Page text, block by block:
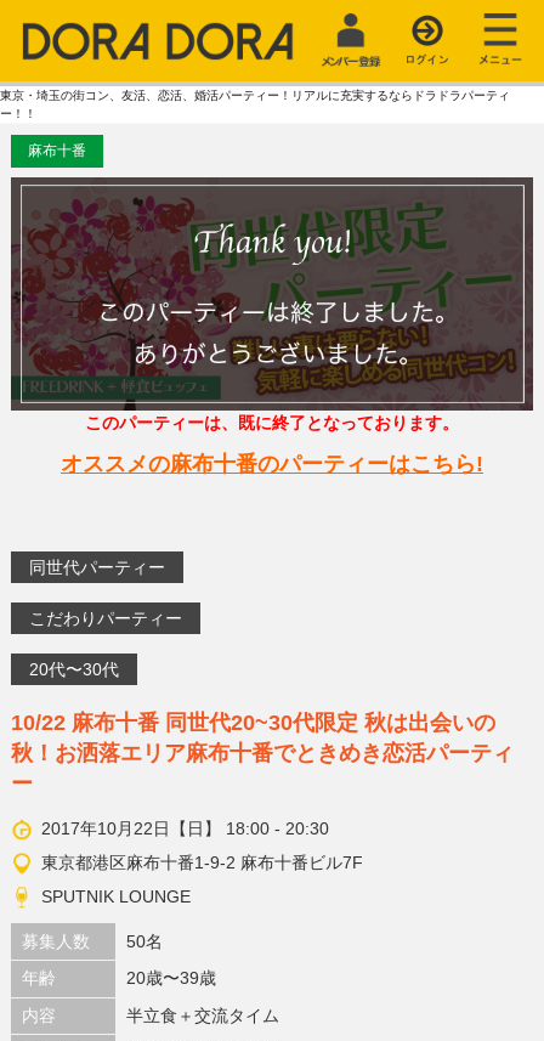
東京・埼玉の街コン、友活、恋活、婚活パーティー！リアルに充実するならドラドラパーティ
ー！！
麻布十番
このパーティーは、既に終了となっております。
オススメの麻布十番のパーティーはこちら!
同世代パーティー
こだわりパーティー
20代〜30代
10/22 麻布十番 同世代20~30代限定 秋は出会いの
秋！お洒落エリア麻布十番でときめき恋活パーティ
ー
2017年10月22日【日】 18:00 - 20:30
東京都港区麻布十番1-9-2 麻布十番ビル7F
SPUTNIK LOUNGE
募集人数
50名
年齢
20歳〜39歳
内容
半立食＋交流タイム